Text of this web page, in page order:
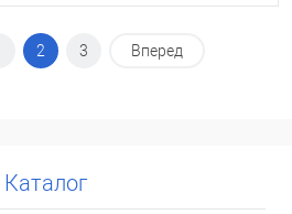
2 3 Вперед
Каталог